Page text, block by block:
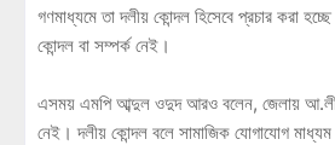
গণমাধ্যমে তা দলীয় কোন্দল হিসেবে প্রচার করা
কোন্দল বা সম্পর্ক নেই।
এসময় এমপি আব্দুল ওদুদ আরও বলেন, জেলায়
নেই। দলীয় কোন্দল বলে সামাজিক যোগাযোগ